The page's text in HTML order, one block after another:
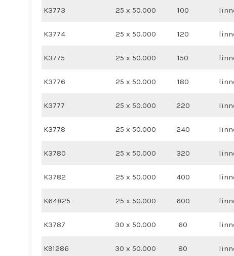
K3773 25 x 50.000 100
K3774 25 x 50.000 120
K3775 25 x 50.000 150
K3776 25 x 50.000 180
K3777 25 x 50.000 220
K3778 25 x 50.000 240
K3780 25 x 50.000 320
K3782 25 x 50.000 400
K64825 25 x 50.000 600
K3787 30 x 50.000 60
K91286 30 x 50.000 80